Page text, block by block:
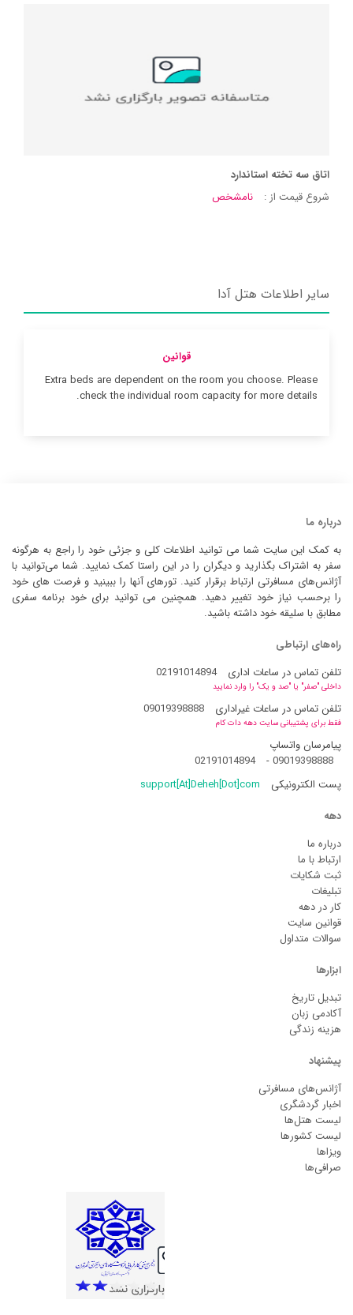
اتاق سه تخته استاندارد
شروع قیمت از :
نامشخص
سایر اطلاعات هتل آدا
قوانین
Extra beds are dependent on the room you choose. Please
check the individual room capacity for more details.
درباره ما
به کمک این سایت شما می توانید اطلاعات کلی و جزئی خود را راجع به هرگونه
سفر به اشتراک بگذارید و دیگران را در این راستا کمک نمایید. شما می‌توانید با
آژانس‌های مسافرتی ارتباط برقرار کنید. تورهای آنها را ببینید و فرصت های خود
را برحسب نیاز خود تغییر دهید. همچنین می توانید برای خود برنامه سفری
مطابق با سلیقه خود داشته باشید.
راه‌های ارتباطی
تلفن تماس در ساعات اداری
02191014894
داخلی "صفر" یا "صد و یک" را وارد نمایید
تلفن تماس در ساعات غیراداری 09019398888
فقط برای پشتیبانی سایت دهه دات کام
پیامرسان واتساپ
09019398888
-
02191014894
پست الکترونیکی
support[At]Deheh[Dot]com
دهه
درباره ما
ارتباط با ما
ثبت شکایات
تبلیغات
کار در دهه
قوانین سایت
سوالات متداول
ابزارها
تبدیل تاریخ
آکادمی زبان
هزینه زندگی
پیشنهاد
آژانس‌های مسافرتی
اخبار گردشگری
لیست هتل‌ها
لیست کشورها
ویزاها
صرافی‌ها